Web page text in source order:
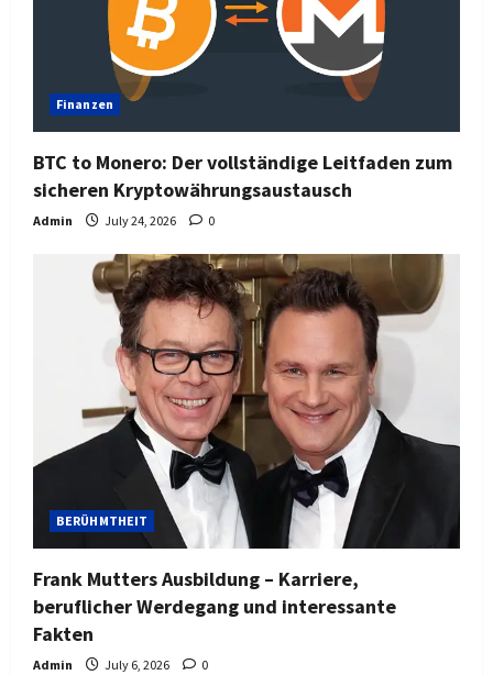
Finanzen
BTC to Monero: Der vollständige Leitfaden zum
sicheren Kryptowährungsaustausch
Admin July 24, 2026 0
BERÜHMTHEIT
Frank Mutters Ausbildung – Karriere,
beruflicher Werdegang und interessante
Fakten
Admin July 6, 2026 0